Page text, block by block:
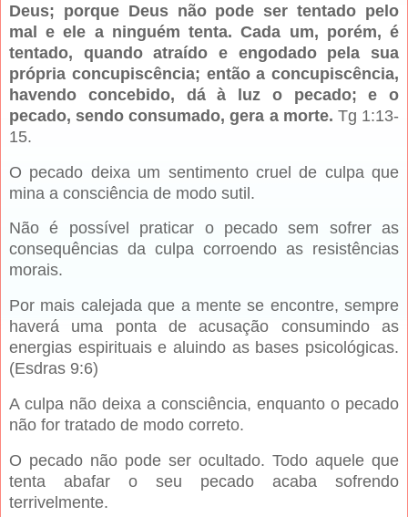
Deus; porque Deus não pode ser tentado pelo
mal e ele a ninguém tenta. Cada um, porém, é
tentado, quando atraído e engodado pela sua
própria concupiscência; então a concupiscência,
havendo concebido, dá à luz o pecado; e o
pecado, sendo consumado, gera a morte. Tg 1:13-
15.
O pecado deixa um sentimento cruel de culpa que
mina a consciência de modo sutil.
Não é possível praticar o pecado sem sofrer as
consequências da culpa corroendo as resistências
morais.
Por mais calejada que a mente se encontre, sempre
haverá uma ponta de acusação consumindo as
energias espirituais e aluindo as bases psicológicas.
(Esdras 9:6)
A culpa não deixa a consciência, enquanto o pecado
não for tratado de modo correto.
O pecado não pode ser ocultado. Todo aquele que
tenta abafar o seu pecado acaba sofrendo
terrivelmente.